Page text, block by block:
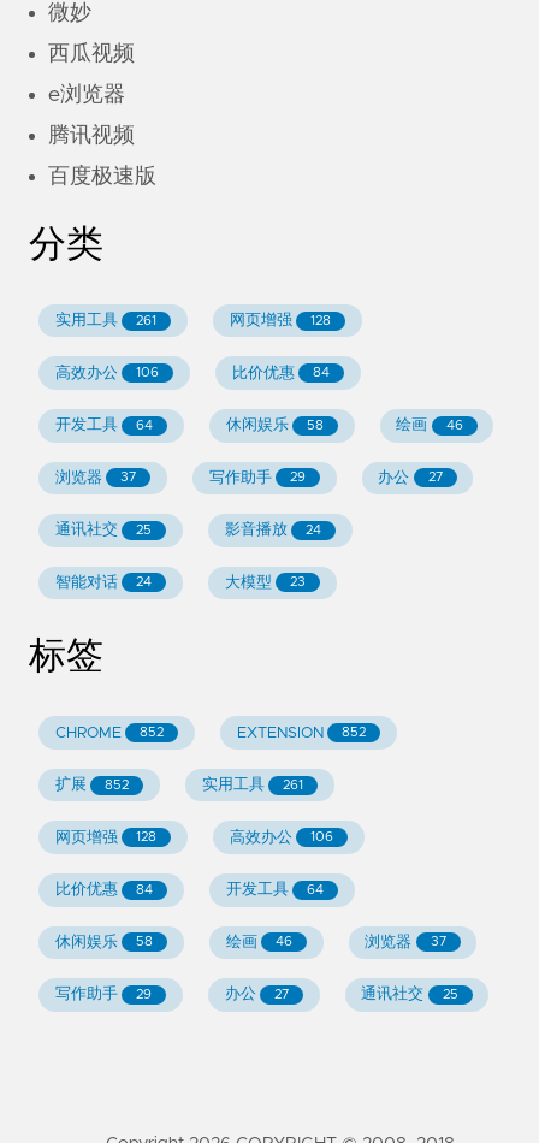
微妙
西瓜视频
e浏览器
腾讯视频
百度极速版
分类
实用工具 261 网页增强 128
高效办公 106 比价优惠 84
开发工具 64 休闲娱乐 58 绘画 46
浏览器 37 写作助手 29 办公 27
通讯社交 25 影音播放 24
智能对话 24 大模型 23
标签
CHROME 852 EXTENSION 852
扩展 852 实用工具 261
网页增强 128 高效办公 106
比价优惠 84 开发工具 64
休闲娱乐 58 绘画 46 浏览器 37
写作助手 29 办公 27 通讯社交 25